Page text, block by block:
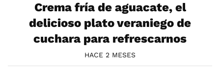
Crema fría de aguacate, el
delicioso plato veraniego de
cuchara para refrescarnos
HACE 2 MESES